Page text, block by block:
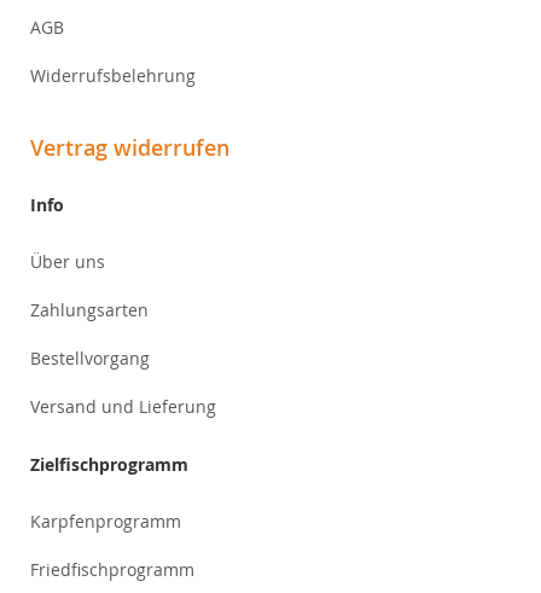
AGB
Widerrufsbelehrung
Vertrag widerrufen
Info
Über uns
Zahlungsarten
Bestellvorgang
Versand und Lieferung
Zielfischprogramm
Karpfenprogramm
Friedfischprogramm